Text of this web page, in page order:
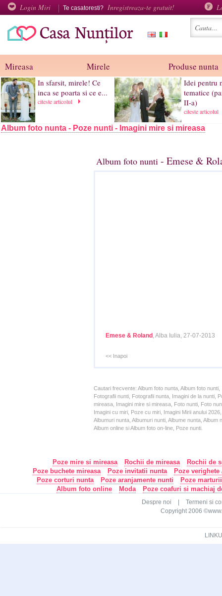
Login Miri Te casatoresti? Inregistreaza-te gratuit!
Mireasa Mirele Produse nunta
In sfarsit, mirele! Ce
inca se poarta si ce e...
citeste articolul
Idei pentru
tematice
II-a)
citeste articolul
Album foto nunta - Poze nunti - Imagini mire si mireasa
Album foto nunti - Emese &
Emese & Roland , Alba Iulia, 27-07-2013
<< Inapoi
Cautari frecvente: Album foto nunta, Album foto
Fotografii nunti, Fotografii nunta, Imagini de la nunti,
mireasa, Imagini mire si mireasa, Foto nunti, Foto
Imagini cu miri, Poze cu miri, Imagini Mirii anului
Albumuri nunta, Albumuri nunti, Albume nunta,
Album online si Album foto on-line, Poze nunti.
Poze mire si mireasa Rochii de mireasa
Rochii de
Poze buchete mireasa
Poze invitatii nunta
Poze
Poze corturi nunta
Poze aranjamente nunti
Poze
Album foto online
Moda Poze coafuri si machiaj
Despre noi
Termeni si
Copyright 2006